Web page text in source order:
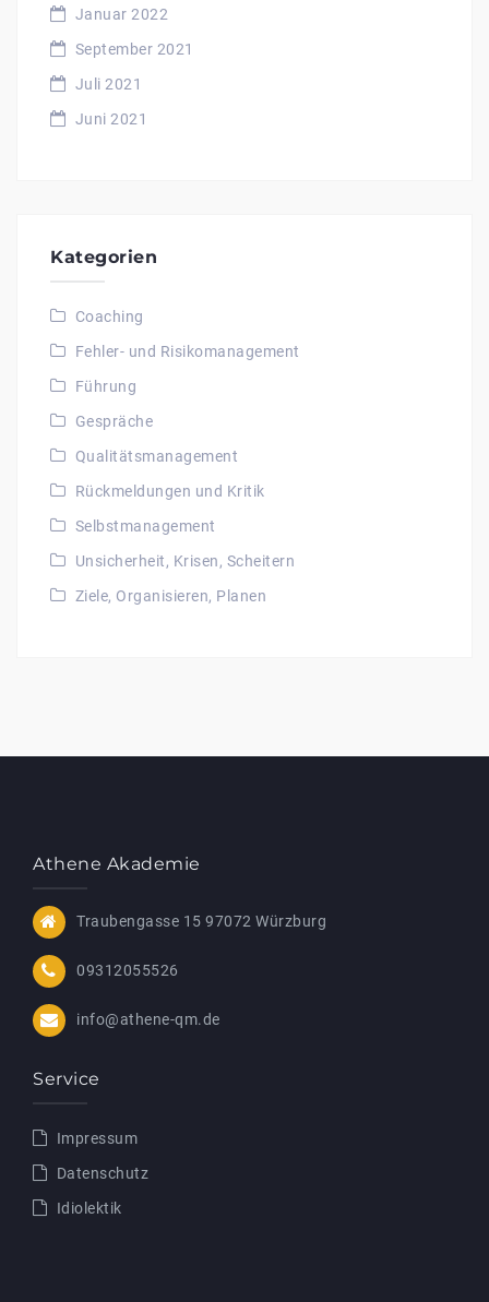
Januar 2022
September 2021
Juli 2021
Juni 2021
Kategorien
Coaching
Fehler- und Risikomanagement
Führung
Gespräche
Qualitätsmanagement
Rückmeldungen und Kritik
Selbstmanagement
Unsicherheit, Krisen, Scheitern
Ziele, Organisieren, Planen
Athene Akademie
Traubengasse 15 97072 Würzburg
09312055526
info@athene-qm.de
Service
Impressum
Datenschutz
Idiolektik